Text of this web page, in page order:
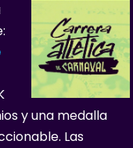
y una medalla
Las